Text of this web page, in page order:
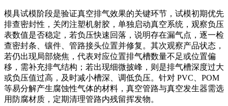
模具试模阶段是验证真空排气效果的关键环节，试模初期优先
排查密封性，关闭注塑机射胶，单独启动真空系统，观察负压
表数值是否稳定，若负压快速回落，说明存在漏气点，逐一检
查密封条、镶件、管路接头位置并修复。其次观察产品状态，
若仍出现局部烧焦，代表对应位置排气槽数量不足或位置偏
移，需补充排气结构；若出现细微披峰，则是排气槽深度过大
或负压值过高，及时减小槽深、调低负压。针对 PVC、POM
等易分解产生腐蚀性气体的材料，真空管路与真空发生器需选
用防腐材质，定期清理管路内残留挥发物。